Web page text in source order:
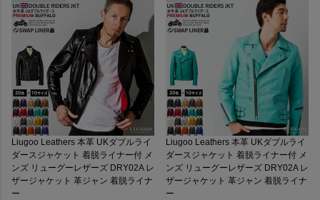
Liugoo Leathers 本革 UKダブルライ
ダースジャケット 着脱ライナー付 メ
ンズ リューグーレザーズ DRY02A レ
ザージャケット 革ジャン 着脱ライナ
ー
Liugoo Leathers 本革 UKダブルライ
ダースジャケット 着脱ライナー付 メ
ンズ リューグーレザーズ DRY02A レ
ザージャケット 革ジャン 着脱ライナ
ー